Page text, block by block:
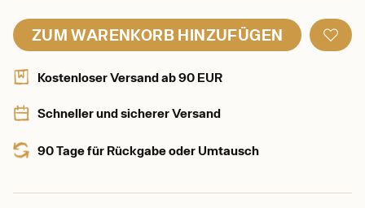
ZUM WARENKORB HINZUFÜGEN
Kostenloser Versand ab 90 EUR
Schneller und sicherer Versand
90 Tage für Rückgabe oder Umtausch